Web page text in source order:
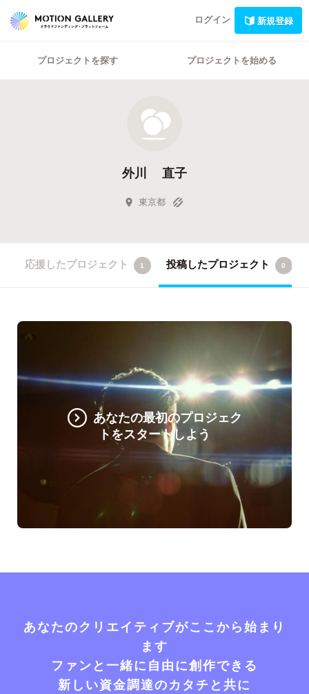
ログイン 新規登録
プロジェクトを探す プロジェクトを始める
外川 直子
東京都
応援したプロジェクト 1 投稿したプロジェクト 0
あなたの最初のプロジェク
トをスタートしよう
あなたのクリエイティブがここから始まり
ます
ファンと一緒に自由に創作できる
新しい資金調達のカタチと共に